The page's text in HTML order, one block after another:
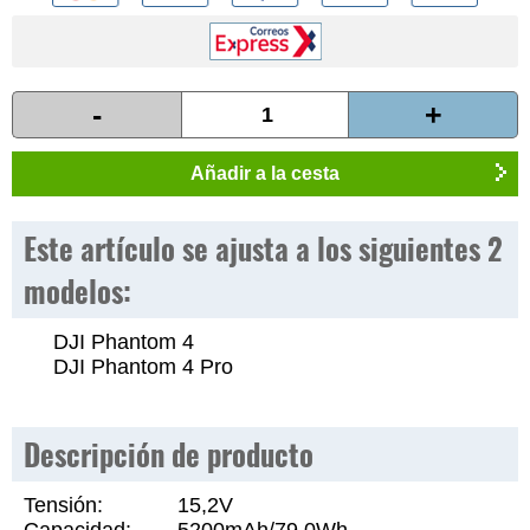
- +
Añadir a la cesta
Este artículo se ajusta a los siguientes 2
modelos:
DJI Phantom 4
DJI Phantom 4 Pro
Descripción de producto
Tensión:
15,2V